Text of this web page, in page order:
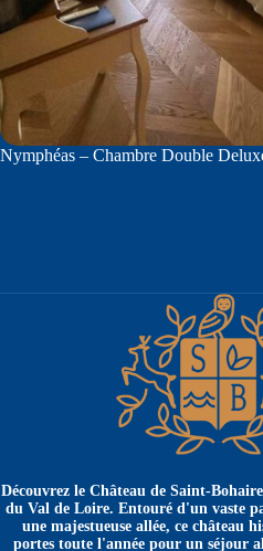
Nymphéas – Chambre Double
Découvrez le Château de Saint-
du Val de Loire. Entouré d'un vaste
une majestueuse allée, ce château
portes toute l'année pour un séjour